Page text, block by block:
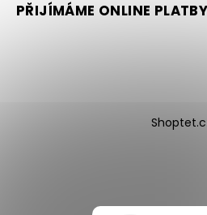
PŘIJÍMÁME ONLINE PLATBY